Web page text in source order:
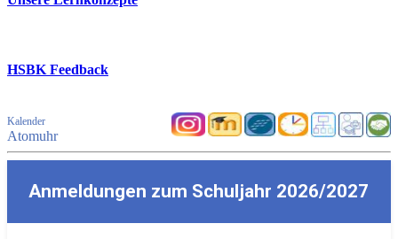
HSBK Feedback
Kalender
Atomuhr
Anmeldungen zum Schuljahr 2026/2027